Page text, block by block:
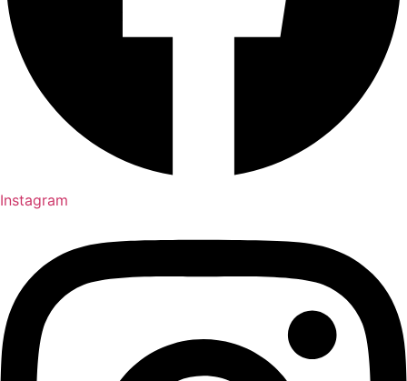
Instagram